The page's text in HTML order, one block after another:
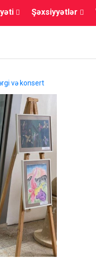
Şəxsiyyətlər
və konsert